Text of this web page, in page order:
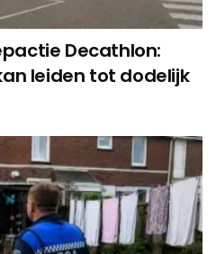
Decathlon:
leiden tot dodelijk